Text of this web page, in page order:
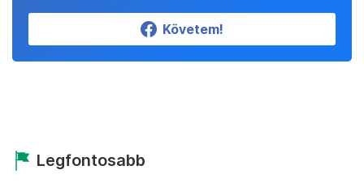
Követem!
Legfontosabb